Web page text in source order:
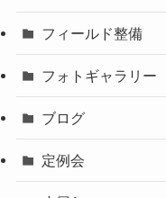
フィールド整備
フォトギャラリー
ブログ
定例会